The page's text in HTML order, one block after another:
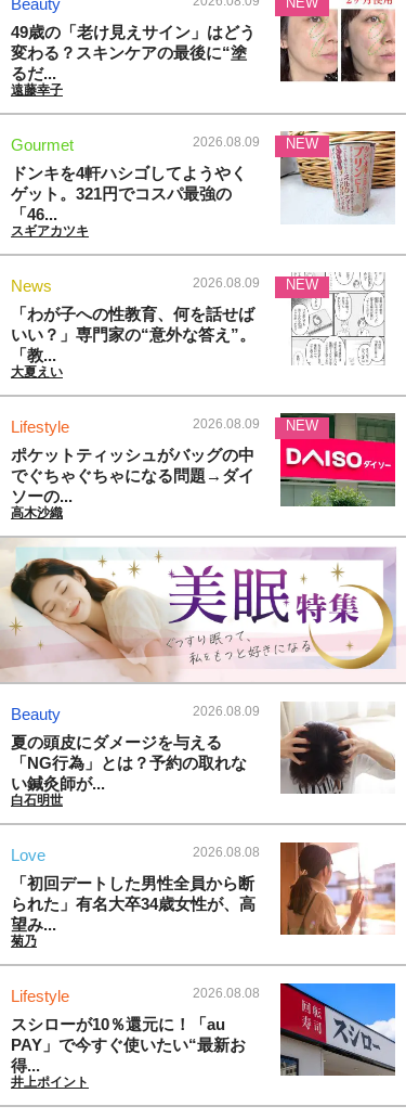
Beauty
49歳の「老け見えサイン」はどう
変わる？スキンケアの最後に“塗
るだ...
遠藤幸子
Gourmet 2026.08.09
ドンキを4軒ハシゴしてようやく
ゲット。321円でコスパ最強の
「46...
スギアカツキ
NEW
News 2026.08.09
「わが子への性教育、何を話せば
いい？」専門家の“意外な答え”。
「教...
大夏えい
NEW
Lifestyle 2026.08.09
ポケットティッシュがバッグの中
でぐちゃぐちゃになる問題→ダイ
ソーの...
高木沙織
NEW
Beauty 2026.08.09
夏の頭皮にダメージを与える
「NG行為」とは？予約の取れな
い鍼灸師が...
白石明世
Love 2026.08.08
「初回デートした男性全員から断
られた」有名大卒34歳女性が、高
望み...
菊乃
Lifestyle 2026.08.08
スシローが10％還元に！「au
PAY」で今すぐ使いたい“最新お
得...
井上ポイント